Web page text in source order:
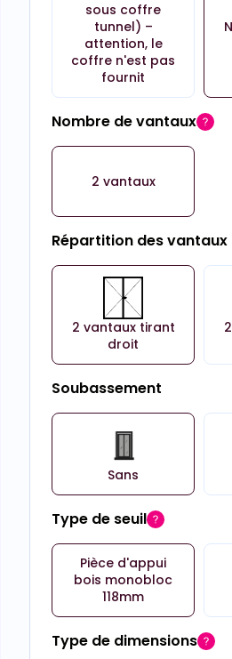
sous coffre
tunnel) –
attention, le
coffre n'est pas
fournit
Nombre de vantaux
2 vantaux
Répartition des vantaux
2 vantaux tirant
droit
Soubassement
Sans
Type de seuil
Pièce d'appui
bois monobloc
118mm
Type de dimensions